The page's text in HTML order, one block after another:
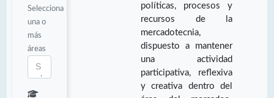
Selecciona
una o
más
áreas
políticas, procesos y
recursos de la
mercadotecnia,
dispuesto a mantener
una actividad
participativa, reflexiva
y creativa dentro del